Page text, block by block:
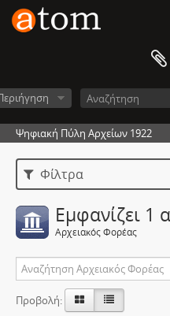
Ψηφιακή Πύλη Αρχείων 1922
Φίλτρα
Εμφανίζει 1
Αρχειακός Φορέας
Προβολή: